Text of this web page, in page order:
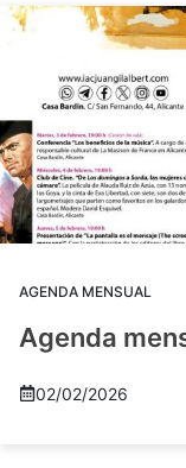
AGENDA MENSUAL
Agenda
02/02/2026